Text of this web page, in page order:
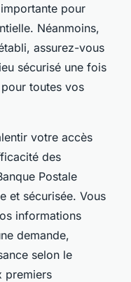
pour
Néanmoins,
assurez-vous
sécurisé une fois
toutes vos
votre accès
des
Postale
et sécurisée. Vous
informations
demande,
selon le
premiers